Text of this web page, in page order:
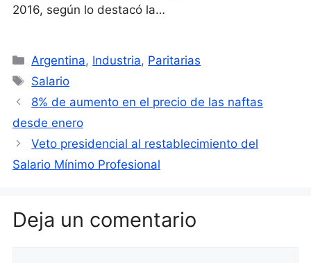
2016, según lo destacó la…
Categorías
Argentina, Industria, Paritarias
Etiquetas
Salario
8% de aumento en el precio de las naftas
desde enero
Veto presidencial al restablecimiento del
Salario Mínimo Profesional
Deja un comentario